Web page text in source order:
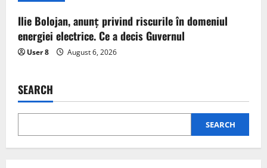
Ilie Bolojan, anunț privind riscurile în domeniul
energiei electrice. Ce a decis Guvernul
User 8 August 6, 2026
SEARCH
SEARCH